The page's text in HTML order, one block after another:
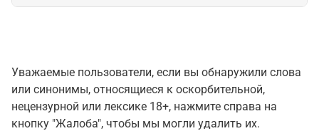
Уважаемые пользователи, если вы обнаружили слова
или синонимы, относящиеся к оскорбительной,
нецензурной или лексике 18+, нажмите справа на
кнопку "Жалоба", чтобы мы могли удалить их.